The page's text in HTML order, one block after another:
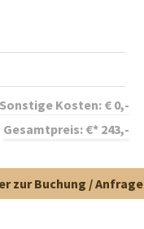
Kosten: € 0,-
Gesamtpreis: €* 243,-
zur Buchung / Anfrage